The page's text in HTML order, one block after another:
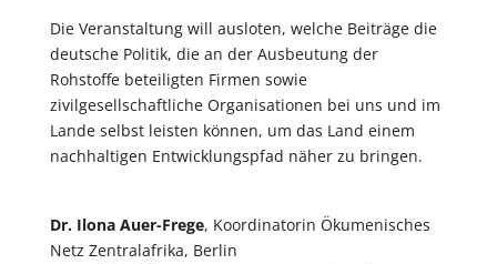
Die Veranstaltung will ausloten, welche Beiträge die
deutsche Politik, die an der Ausbeutung der
Rohstoffe beteiligten Firmen sowie
zivilgesellschaftliche Organisationen bei uns und im
Lande selbst leisten können, um das Land einem
nachhaltigen Entwicklungspfad näher zu bringen.
Dr. Ilona Auer-Frege, Koordinatorin Ökumenisches
Netz Zentralafrika, Berlin